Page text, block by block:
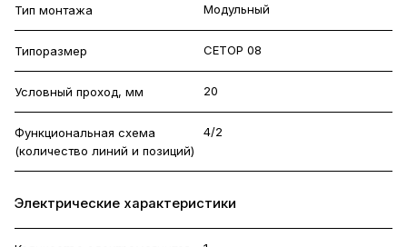
Тип монтажа Модульный
Типоразмер CETOP 08
Условный проход, мм 20
Функциональная схема
(количество линий и позиций)
4/2
Электрические характеристики